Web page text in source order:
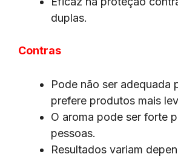
duplas.
Contras
Pode não ser adequada
prefere produtos mais
O aroma pode ser forte
pessoas.
Resultados variam